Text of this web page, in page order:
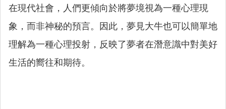
在現代社會，人們更傾向於將夢境視為一種心理現
象，而非神秘的預言。因此，夢見大牛也可以簡單地
理解為一種心理投射，反映了夢者在潛意識中對美好
生活的嚮往和期待。